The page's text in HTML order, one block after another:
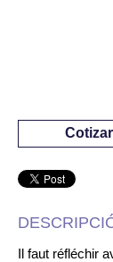
Cotizar
Il faut réfléchir